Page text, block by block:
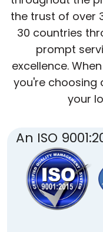
the trust of over
30 countries
prompt
excellence.
you're choosing
your
An ISO